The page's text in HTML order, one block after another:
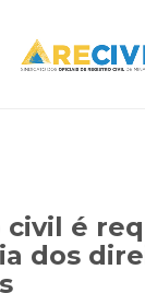
civil é
dos